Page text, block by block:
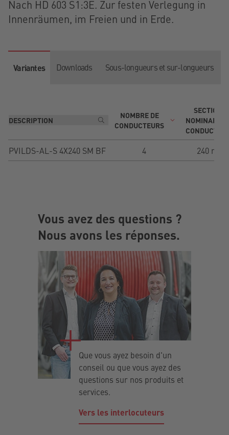
Nach HD 603 S1:3E. Zur festen Verlegung in
Innenräumen, im Freien und in Erde.
Variantes Downloads Sous-longueurs et sur-longueurs
NOMBRE DE
CONDUCTEURS
SECTION
NOMINALE
PVILDS-AL-S 4X240 SM BF 4 240 mm²
Vous avez des questions ?
Nous avons les réponses.
Que vous ayez besoin d'un
conseil ou que vous ayez des
questions sur nos produits et
services.
Vers les interlocuteurs